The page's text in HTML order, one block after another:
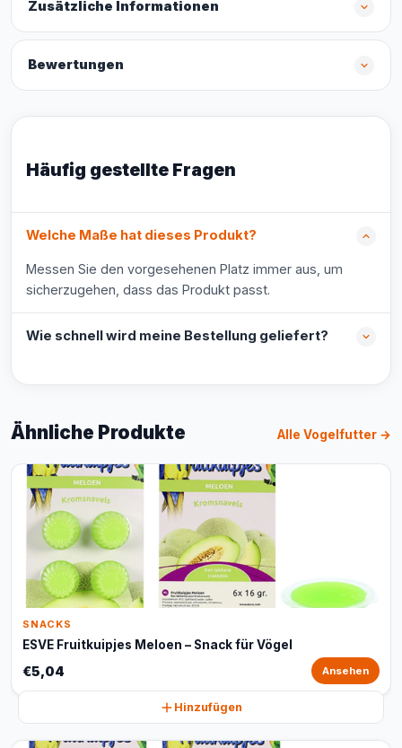
Zusätzliche Informationen
Bewertungen
Häufig gestellte Fragen
Welche Maße hat dieses Produkt?
Messen Sie den vorgesehenen Platz immer aus, um
sicherzugehen, dass das Produkt passt.
Wie schnell wird meine Bestellung geliefert?
Ähnliche Produkte Alle Vogelfutter →
SNACKS
ESVE Fruitkuipjes Meloen – Snack für Vögel
€5,04 Ansehen
Hinzufügen